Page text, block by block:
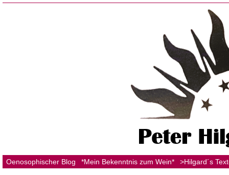
Oenosophischer Blog *Mein Bekenntnis zum Wein* >Hilgard´s